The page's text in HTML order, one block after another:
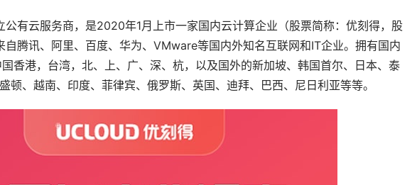
有云服务商，是2020年1月上市一家国内云计算企业（股票简称：优刻得，股
腾讯、阿里、百度、华为、VMware等国内外知名互联网和IT企业。拥有国内
香港，台湾，北、上、广、深、杭，以及国外的新加坡、韩国首尔、日本、泰
顿、越南、印度、菲律宾、俄罗斯、英国、迪拜、巴西、尼日利亚等等。